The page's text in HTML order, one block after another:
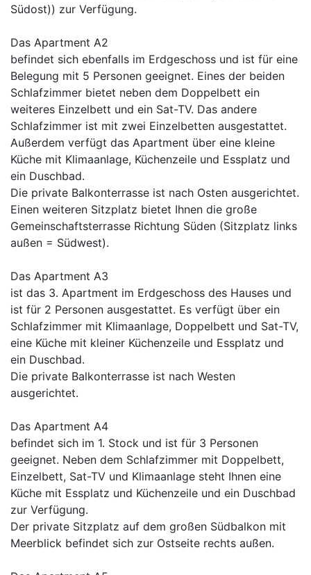
Südost)) zur Verfügung.
Das Apartment A2
befindet sich ebenfalls im Erdgeschoss und ist für eine
Belegung mit 5 Personen geeignet. Eines der beiden
Schlafzimmer bietet neben dem Doppelbett ein
weiteres Einzelbett und ein Sat-TV. Das andere
Schlafzimmer ist mit zwei Einzelbetten ausgestattet.
Außerdem verfügt das Apartment über eine kleine
Küche mit Klimaanlage, Küchenzeile und Essplatz und
ein Duschbad.
Die private Balkonterrasse ist nach Osten ausgerichtet.
Einen weiteren Sitzplatz bietet Ihnen die große
Gemeinschaftsterrasse Richtung Süden (Sitzplatz links
außen = Südwest).
Das Apartment A3
ist das 3. Apartment im Erdgeschoss des Hauses und
ist für 2 Personen ausgestattet. Es verfügt über ein
Schlafzimmer mit Klimaanlage, Doppelbett und Sat-TV,
eine Küche mit kleiner Küchenzeile und Essplatz und
ein Duschbad.
Die private Balkonterrasse ist nach Westen
ausgerichtet.
Das Apartment A4
befindet sich im 1. Stock und ist für 3 Personen
geeignet. Neben dem Schlafzimmer mit Doppelbett,
Einzelbett, Sat-TV und Klimaanlage steht Ihnen eine
Küche mit Essplatz und Küchenzeile und ein Duschbad
zur Verfügung.
Der private Sitzplatz auf dem großen Südbalkon mit
Meerblick befindet sich zur Ostseite rechts außen.